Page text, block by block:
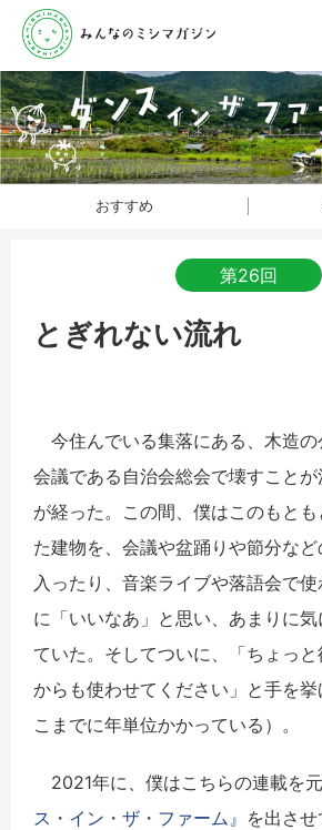
おすすめ
第26回
とぎれない流れ
今住んでいる集落にある、木造
会議である自治会総会で壊すこと
が経った。この間、僕はこのもと
た建物を、会議や盆踊りや節分な
入ったり、音楽ライブや落語会で
に「いいなあ」と思い、あまりに
ていた。そしてついに、「ちょっ
からも使わせてください」と手を挙
こまでに年単位かかっている）。
2021年に、僕はこちらの連載を
ス・イン・ザ・ファーム』 を出さ